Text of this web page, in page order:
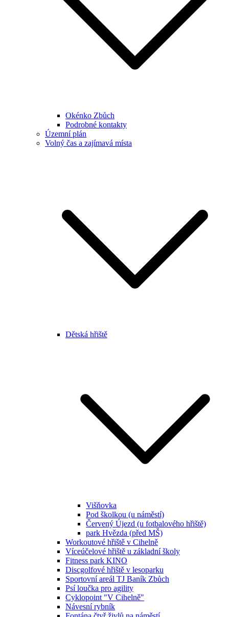
Okénko Zbůch
Podrobné kontakty
Územní plán
Volný čas a zajímavá místa
Dětská hřiště
Višňovka
Pod školkou (u náměstí)
Červený Újezd (u fotbalového hřiště)
park Hvězda (před MŠ)
Workoutové hřiště v Cihelně
Víceúčelové hřiště u základní školy
Fitness park KINO
Discgolfové hřiště v lesoparku
Sportovní areál TJ Baník Zbůch
Psí loučka pro agility
Cyklopoint "V Cihelně"
Návesní rybník